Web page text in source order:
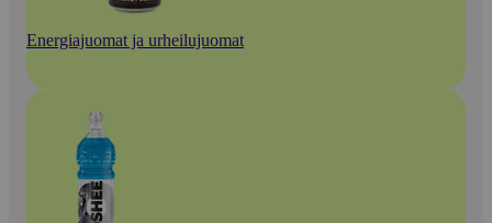
Energiajuomat ja urheilujuomat